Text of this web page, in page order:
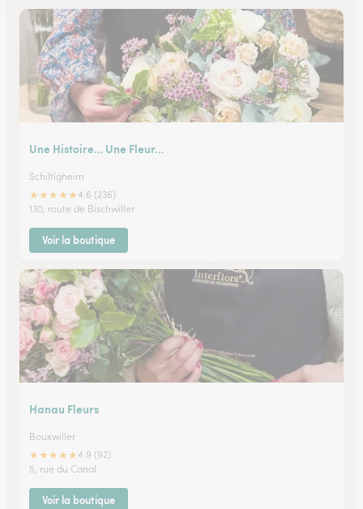
Une Histoire… Une Fleur…
Schiltigheim
★★★★★4.6 (236)
130, route de Bischwiller
Voir la boutique
Hanau Fleurs
Bouxwiller
★★★★★4.9 (92)
5, rue du Canal
Voir la boutique